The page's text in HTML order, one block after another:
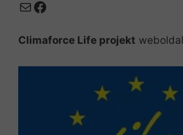
MailFacebook
Climaforce Life projekt